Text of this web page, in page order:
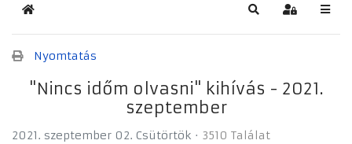
Kezdőlap Keresés
Nyomtatás
"Nincs időm olvasni" kihívás - 2021.
szeptember
2021. szeptember 02. Csütörtök 3510 Találat